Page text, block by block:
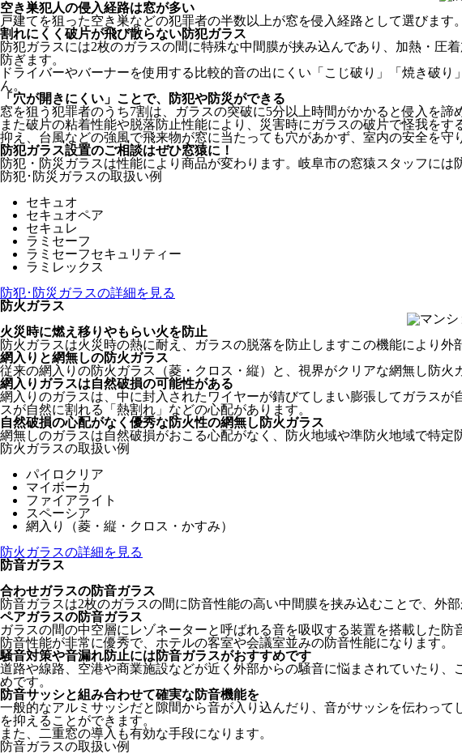
空き巣犯人の侵入経路は窓が多い
戸建てを狙った空き巣などの犯罪者の半数以上が窓を侵入経路として選びま
割れにくく破片が飛び散らない防犯ガラス
防犯ガラスには2枚のガラスの間に特殊な中間膜が挟み込んであり、加熱・圧
防ぎます。
ドライバーやバーナーを使用する比較的音の出にくい「こじ破り」「焼き破
ん。
「穴が開きにくい」ことで、防犯や防災ができる
窓を狙う犯罪者のうち7割は、ガラスの突破に5分以上時間がかかると侵入を
また破片の粘着性能や脱落防止性能により、災害時にガラスの破片で怪我を
抑え、台風などの強風で飛来物が窓に当たっても穴があかず、室内の安全を守
防犯ガラス設置のご相談はぜひ窓猿に！
防犯・防災ガラスは性能により商品が変わります。岐阜市の窓猿スタッフに
防犯･防災ガラスの取扱い例
セキュオ
セキュオペア
セキュレ
ラミセーフ
ラミセーフセキュリティー
ラミレックス
防犯･防災ガラスの詳細を見る
防火ガラス
火災時に燃え移りやもらい火を防止
防火ガラスは火災時の熱に耐え、ガラスの脱落を防止しますこの機能により
網入りと網無しの防火ガラス
従来の網入りの防火ガラス（菱・クロス・縦）と、視界がクリアな網無し防火
網入りガラスは自然破損の可能性がある
網入りのガラスは、中に封入されたワイヤーが錆びてしまい膨張してガラス
スが自然に割れる「熱割れ」などの心配があります。
自然破損の心配がなく優秀な防火性の網無し防火ガラス
網無しのガラスは自然破損がおこる心配がなく、防火地域や準防火地域で特定
防火ガラスの取扱い例
パイロクリア
マイボーカ
ファイアライト
スペーシア
網入り（菱・縦・クロス・かすみ）
防火ガラスの詳細を見る
防音ガラス
合わせガラスの防音ガラス
防音ガラスは2枚のガラスの間に防音性能の高い中間膜を挟み込むことで、外
ペアガラスの防音ガラス
ガラスの間の中空層にレゾネーターと呼ばれる音を吸収する装置を搭載した防
防音性能が非常に優秀で、ホテルの客室や会議室並みの防音性能になります。
騒音対策や音漏れ防止には防音ガラスがおすすめです
道路や線路、空港や商業施設などが近く外部からの騒音に悩まされていたり
めです。
防音サッシと組み合わせて確実な防音機能を
一般的なアルミサッシだと隙間から音が入り込んだり、音がサッシを伝わっ
を抑えることができます。
また、二重窓の導入も有効な手段になります。
防音ガラスの取扱い例